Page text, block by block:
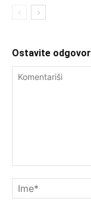
Ostavite odgovor